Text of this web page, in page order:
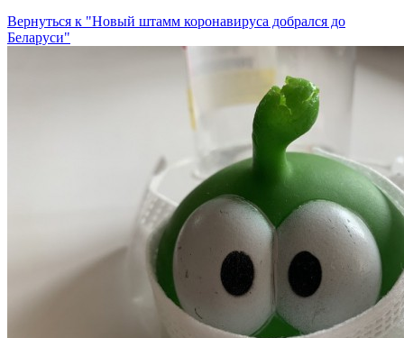
Вернуться к "Новый штамм коронавируса добрался до
Беларуси"